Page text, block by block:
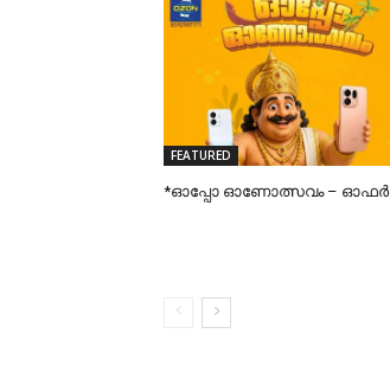
FEATURED
*ഓപ്പോ ഓണോത്സവം – ഓഫർ